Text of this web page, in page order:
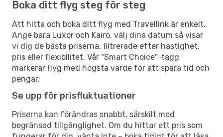
Boka ditt flyg steg för steg
Att hitta och boka ditt flyg med Travellink är enkelt.
Ange bara Luxor och Kairo, välj dina datum så visar
vi dig de bästa priserna, filtrerade efter hastighet,
pris eller flexibilitet. Vår "Smart Choice"-tagg
markerar flyg med högsta värde för att spara tid och
pengar.
Se upp för prisfluktuationer
Priserna kan förändras snabbt, särskilt med
begränsad tillgänglighet. Om du hittar ett pris som